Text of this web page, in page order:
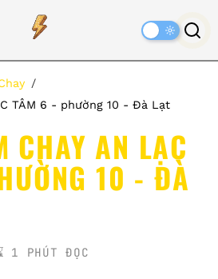
TÂM 6 - phường 10 - Đà Lạt
CHAY AN LẠC
10 - ĐÀ
1 PHÚT ĐỌC